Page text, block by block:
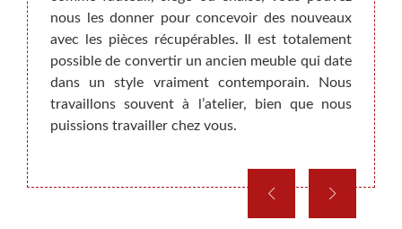
nous
et
prix
cher
nous les donner pour concevoir des nouveaux
avec les pièces récupérables. Il est totalement
possible de convertir un ancien meuble qui date
dans un style vraiment contemporain. Nous
travaillons souvent à l’atelier, bien que nous
puissions travailler chez vous.
pas